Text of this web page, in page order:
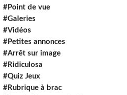
#Point de vue
#Galeries
#Vidéos
#Petites annonces
#Arrêt sur image
#Ridiculosa
#Quiz Jeux
#Rubrique à brac